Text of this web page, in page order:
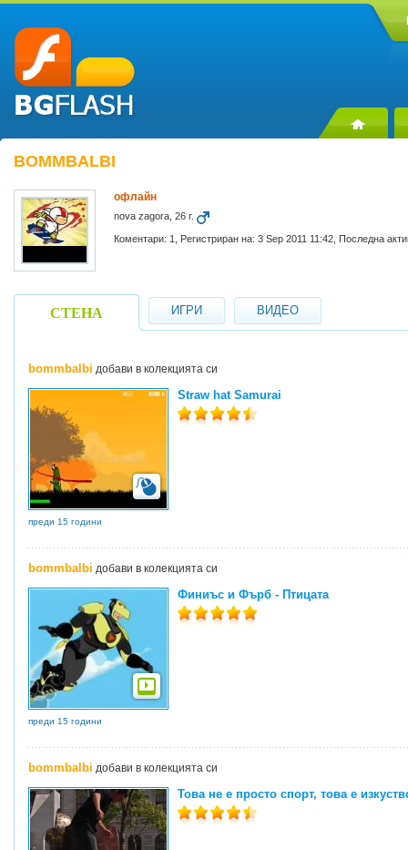
BOMMBALBI
офлайн
nova zagora, 26 г.
Коментари: 1, Регистриран на: 3 Sep 2011 11:42, Последна
СТЕНА ИГРИ ВИДЕО
bommbalbi добави в колекцията си
Straw hat Samurai
преди 15 години
bommbalbi добави в колекцията си
Финиъс и Фърб - Птицата
преди 15 години
bommbalbi добави в колекцията си
Това не е просто спорт, това е